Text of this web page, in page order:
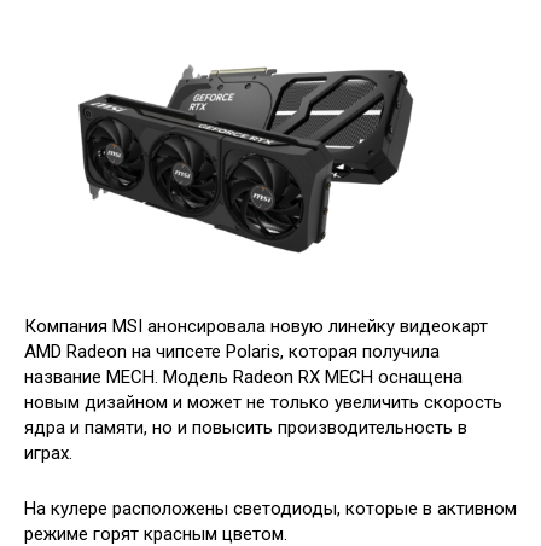
Компания MSI анонсировала новую линейку видеокарт
AMD Radeon на чипсете Polaris, которая получила
название MECH. Модель Radeon RX MECH оснащена
новым дизайном и может не только увеличить скорость
ядра и памяти, но и повысить производительность в
играх.
На кулере расположены светодиоды, которые в активном
режиме горят красным цветом.